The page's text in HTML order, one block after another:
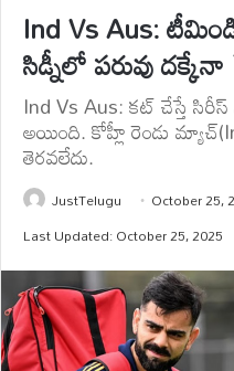
Ind Vs Aus:
సిడ్నీలో పరువు దక్కేనా
Ind Vs Aus: కట్ చేస్తే
అయింది. కోహ్లీ రెండు
తెరవలేదు.
JustTelugu
October 25,
Last Updated: October 25, 2025